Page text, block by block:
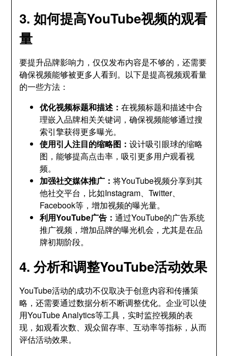
3. 如何提高YouTube视频的观看
量
要提升品牌影响力，仅仅发布内容是不够的，还需要
确保视频能够被更多人看到。以下是提高视频观看量
的一些方法：
优化视频标题和描述：在视频标题和描述中合
理嵌入品牌相关关键词，确保视频能够通过搜
索引擎获得更多曝光。
使用引人注目的缩略图：设计吸引眼球的缩略
图，能够提高点击率，吸引更多用户观看视
频。
加强社交媒体推广：将YouTube视频分享到其
他社交平台，比如Instagram、Twitter、
Facebook等，增加视频的曝光量。
利用YouTube广告：通过YouTube的广告系统
推广视频，增加品牌的曝光机会，尤其是在品
牌初期阶段。
4. 分析和调整YouTube活动效果
YouTube活动的成功不仅取决于创意内容和传播策
略，还需要通过数据分析不断调整优化。企业可以使
用YouTube Analytics等工具，实时监控视频的表
现，如观看次数、观众留存率、互动率等指标，从而
评估活动效果。